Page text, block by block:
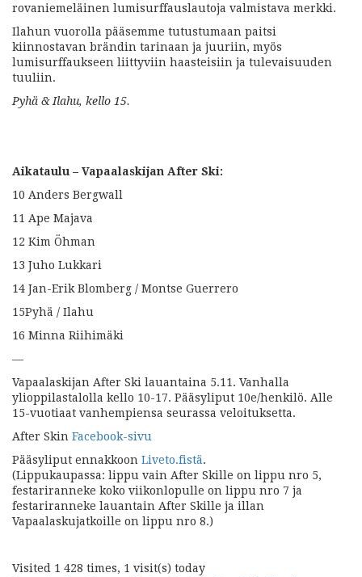
rovaniemeläinen lumisurffauslautoja valmistava merkki.
Ilahun vuorolla pääsemme tutustumaan paitsi
kiinnostavan brändin tarinaan ja juuriin, myös
lumisurffaukseen liittyviin haasteisiin ja tulevaisuuden
tuuliin.
Pyhä & Ilahu, kello 15.
Aikataulu – Vapaalaskijan After Ski:
10 Anders Bergwall
11 Ape Majava
12 Kim Öhman
13 Juho Lukkari
14 Jan-Erik Blomberg / Montse Guerrero
15Pyhä / Ilahu
16 Minna Riihimäki
—
Vapaalaskijan After Ski lauantaina 5.11. Vanhalla
ylioppilastalolla kello 10-17. Pääsyliput 10e/henkilö. Alle
15-vuotiaat vanhempiensa seurassa veloituksetta.
After Skin Facebook-sivu
Pääsyliput ennakkoon Liveto.fistä.
(Lippukaupassa: lippu vain After Skille on lippu nro 5,
festariranneke koko viikonlopulle on lippu nro 7 ja
festariranneke lauantain After Skille ja illan
Vapaalaskujatkoille on lippu nro 8.)
Visited 1 428 times, 1 visit(s) today